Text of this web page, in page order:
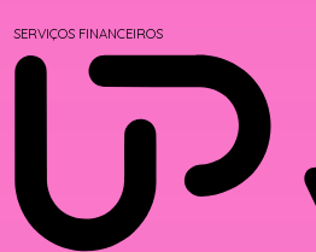
SERVIÇOS FINANCEIROS